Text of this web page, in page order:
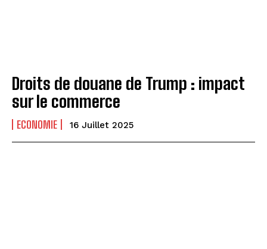
Droits de douane de Trump : impact
sur le commerce
ECONOMIE 16 Juillet 2025